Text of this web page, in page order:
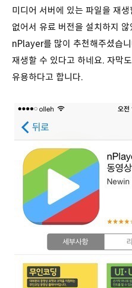
미디어 서버에 있는 파일을 재
없어서 유료 버전을 설치하지
nPlayer를 많이 추천해주셨습
재생할 수 있다고 하네요. 자막
유용하다고 합니다.